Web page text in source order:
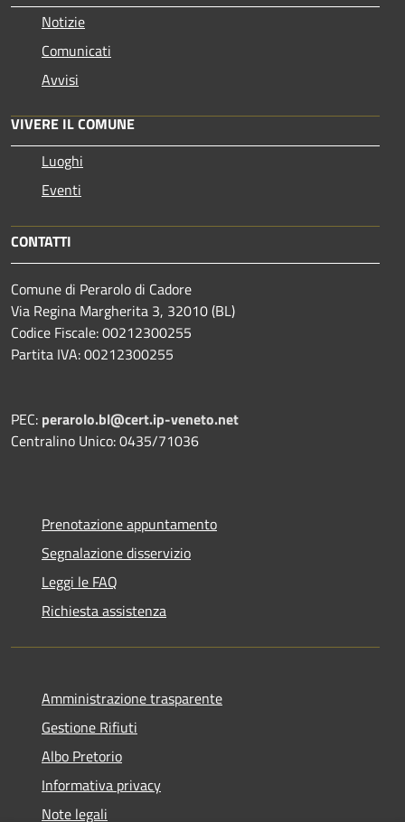
Notizie
Comunicati
Avvisi
VIVERE IL COMUNE
Luoghi
Eventi
CONTATTI
Comune di Perarolo di Cadore
Via Regina Margherita 3, 32010 (BL)
Codice Fiscale: 00212300255
Partita IVA: 00212300255
PEC: perarolo.bl@cert.ip-veneto.net
Centralino Unico: 0435/71036
Prenotazione appuntamento
Segnalazione disservizio
Leggi le FAQ
Richiesta assistenza
Amministrazione trasparente
Gestione Rifiuti
Albo Pretorio
Informativa privacy
Note legali